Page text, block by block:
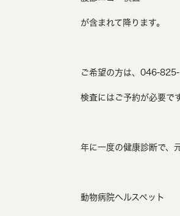
が含まれて降ります。
ご希望の方は、046-825-
検査にはご予約が必要です
年に一度の健康診断で、
動物病院ヘルスペット